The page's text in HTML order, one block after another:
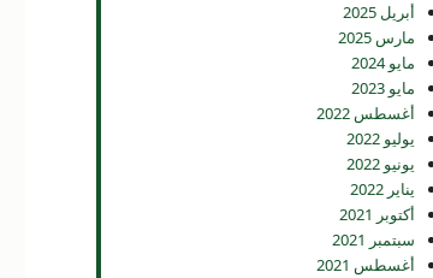
أبريل 2025
مارس 2025
مايو 2024
مايو 2023
أغسطس 2022
يوليو 2022
يونيو 2022
يناير 2022
أكتوبر 2021
سبتمبر 2021
أغسطس 2021